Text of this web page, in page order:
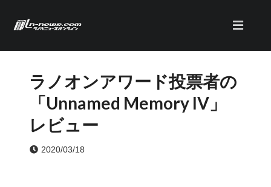
ラノオンアワード投票者の
「Unnamed Memory IV」
レビュー
2020/03/18